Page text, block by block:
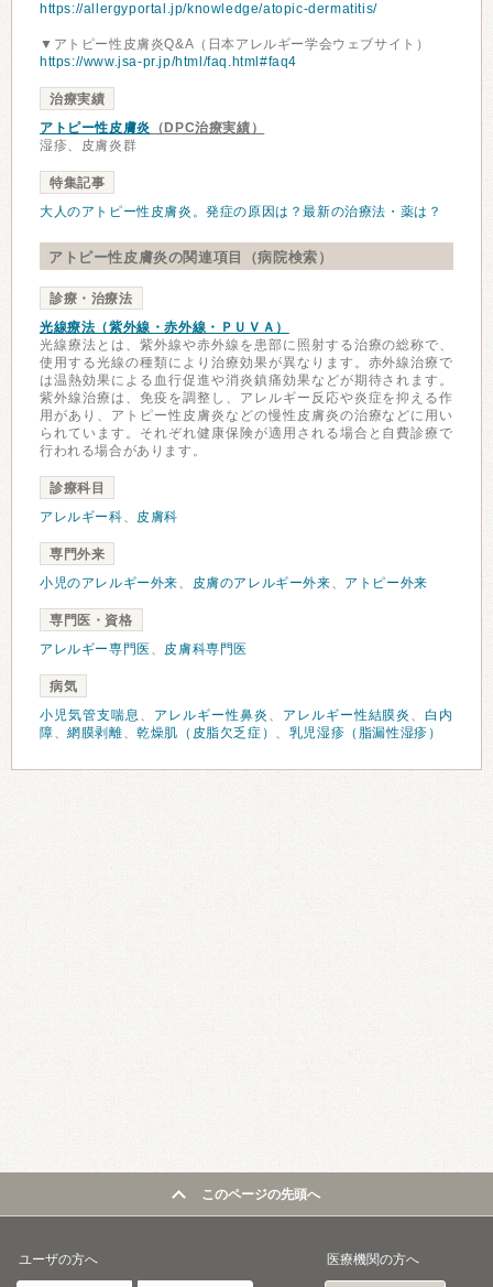
https://allergyportal.jp/knowledge/atopic-dermatitis/
▼アトピー性皮膚炎Q&A（日本アレルギー学会ウェブサイト）
https://www.jsa-pr.jp/html/faq.html#faq4
治療実績
アトピー性皮膚炎 （DPC治療実績）
湿疹、皮膚炎群
特集記事
大人のアトピー性皮膚炎。発症の原因は？最新の治療法・薬は？
アトピー性皮膚炎の関連項目（病院検索）
診療・治療法
光線療法（紫外線・赤外線・ＰＵＶＡ）
光線療法とは、紫外線や赤外線を患部に照射する治療の総称で、
使用する光線の種類により治療効果が異なります。赤外線治療で
は温熱効果による血行促進や消炎鎮痛効果などが期待されます。
紫外線治療は、免疫を調整し、アレルギー反応や炎症を抑える作
用があり、アトピー性皮膚炎などの慢性皮膚炎の治療などに用い
られています。それぞれ健康保険が適用される場合と自費診療で
行われる場合があります。
診療科目
アレルギー科、 皮膚科
専門外来
小児のアレルギー外来、 皮膚のアレルギー外来、 アトピー外来
専門医・資格
アレルギー専門医 、 皮膚科専門医
病気
小児気管支喘息 、 アレルギー性鼻炎 、 アレルギー性結膜炎 、白内
障、網膜剥離、乾燥肌（皮脂欠乏症） 、 乳児湿疹（脂漏性湿疹）
このページの先頭へ
ユーザの方へ 医療機関の方へ